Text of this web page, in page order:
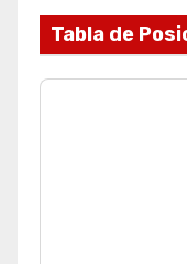
Tabla de